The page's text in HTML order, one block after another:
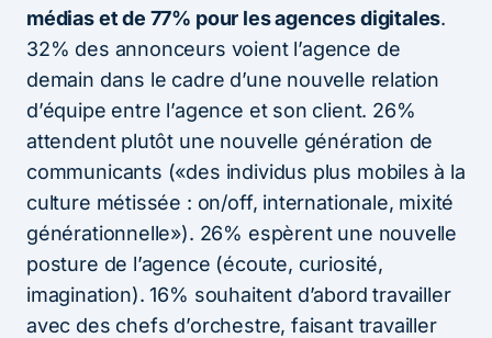
médias et de 77% pour les agences digitales.
32% des annonceurs voient l’agence de
demain dans le cadre d’une nouvelle relation
d’équipe entre l’agence et son client. 26%
attendent plutôt une nouvelle génération de
communicants («des individus plus mobiles à la
culture métissée : on/off, internationale, mixité
générationnelle»). 26% espèrent une nouvelle
posture de l’agence (écoute, curiosité,
imagination). 16% souhaitent d’abord travailler
avec des chefs d’orchestre, faisant travailler